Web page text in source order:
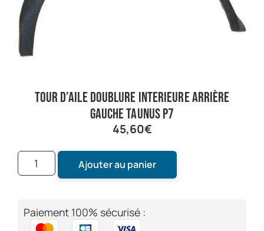
tour d’aile doublure interieure arrière
gauche taunus P7
45,60€
Ajouter au panier
Paiement 100% sécurisé :